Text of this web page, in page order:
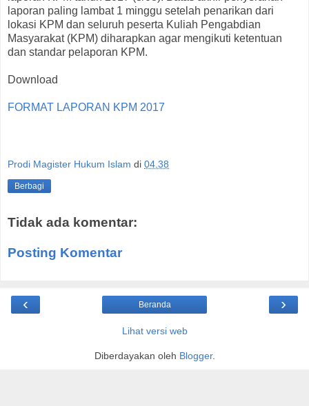
laporan paling lambat 1 minggu setelah penarikan dari
lokasi KPM dan seluruh peserta Kuliah Pengabdian
Masyarakat (KPM) diharapkan agar mengikuti ketentuan
dan standar pelaporan KPM.
Download
FORMAT LAPORAN KPM 2017
Prodi Magister Hukum Islam di 04.38
Berbagi
Tidak ada komentar:
Posting Komentar
‹ ›
Beranda
Lihat versi web
Diberdayakan oleh Blogger.